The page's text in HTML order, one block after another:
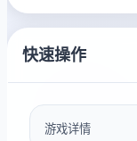
快速操作
游戏详情